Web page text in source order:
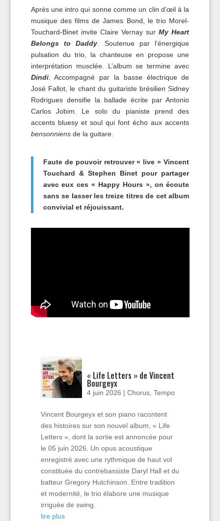
Après une intro qui sonne comme un clin d’œil à la
musique des films de James Bond, le trio Morel-
Touchard-Binet invite Claire Vernay surMy Heart
Belongs to Daddy . Soutenue par l’énergique
pulsation du trio, la chanteuse en propose une
interprétation musclée. L’album se termine avec
Dindi. Accompagné par la basse électrique de
José Fallot, le chant du guitariste brésilien Sidney
Rodrigues densifie la ballade écrite par Antonio
Carlos Jobim. Le solo du pianiste prend des
accents bluesy et soul qui font écho aux accents
bensonniensde la guitare.
Faute de pouvoir retrouver « live » Vincent
Touchard & Stephen Binet pour partager
avec eux ces « Happy Hours », on écoute
sans se lasser les treize titres de cet album
convivial et réjouissant.
« Life Letters » de Vincent
Bourgeyx
4 juin 2026 |Chorus ,Tempo
Vincent Bourgeyx et son piano racontent
des histoires sur son nouvel album, « Life
Letters », dont la sortie est annoncée pour
le 05 juin 2026. Un opus acoustique
enregistré avec une rythmique de haut vol
constituée du contrebassiste Daryl Hall et du
batteur Gregory Hutchinson. Entre tradition
et modernité, le trio élabore une musique
irriguée de swing.
lire plus